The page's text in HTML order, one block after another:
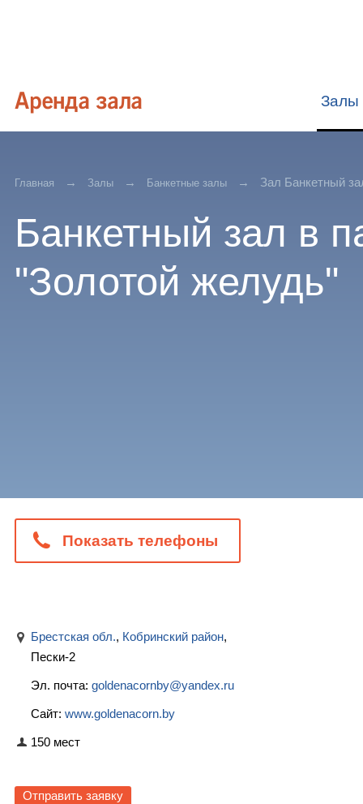
Залы
Главная Залы Банкетные залы Зал Банкетный
Банкетный зал в
"Золотой желудь"
Показать телефоны
Брестская обл., Кобринский район,
Пески-2
Эл. почта: goldenacornby@yandex.ru
Сайт: www.goldenacorn.by
150 мест
Отправить заявку